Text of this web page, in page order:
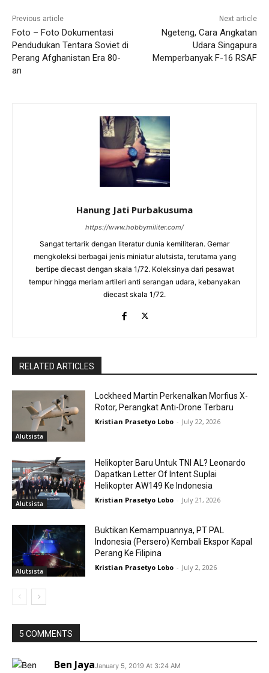
Previous article
Foto – Foto Dokumentasi
Pendudukan Tentara Soviet di
Perang Afghanistan Era 80-
an
Next article
Ngeteng, Cara Angkatan
Udara Singapura
Memperbanyak F-16 RSAF
Hanung Jati Purbakusuma
https://www.hobbymiliter.com/
Sangat tertarik dengan literatur dunia kemiliteran. Gemar
mengkoleksi berbagai jenis miniatur alutsista, terutama yang
bertipe diecast dengan skala 1/72. Koleksinya dari pesawat
tempur hingga meriam artileri anti serangan udara, kebanyakan
diecast skala 1/72.
RELATED ARTICLES
Alutsista
Lockheed Martin Perkenalkan Morfius X-
Rotor, Perangkat Anti-Drone Terbaru
Kristian Prasetyo Lobo - July 22, 2026
Alutsista
Helikopter Baru Untuk TNI AL? Leonardo
Dapatkan Letter Of Intent Suplai
Helikopter AW149 Ke Indonesia
Kristian Prasetyo Lobo - July 21, 2026
Alutsista
Buktikan Kemampuannya, PT PAL
Indonesia (Persero) Kembali Ekspor Kapal
Perang Ke Filipina
Kristian Prasetyo Lobo - July 2, 2026
5 COMMENTS
Ben JayaJanuary 5, 2019 At 3:24 AM